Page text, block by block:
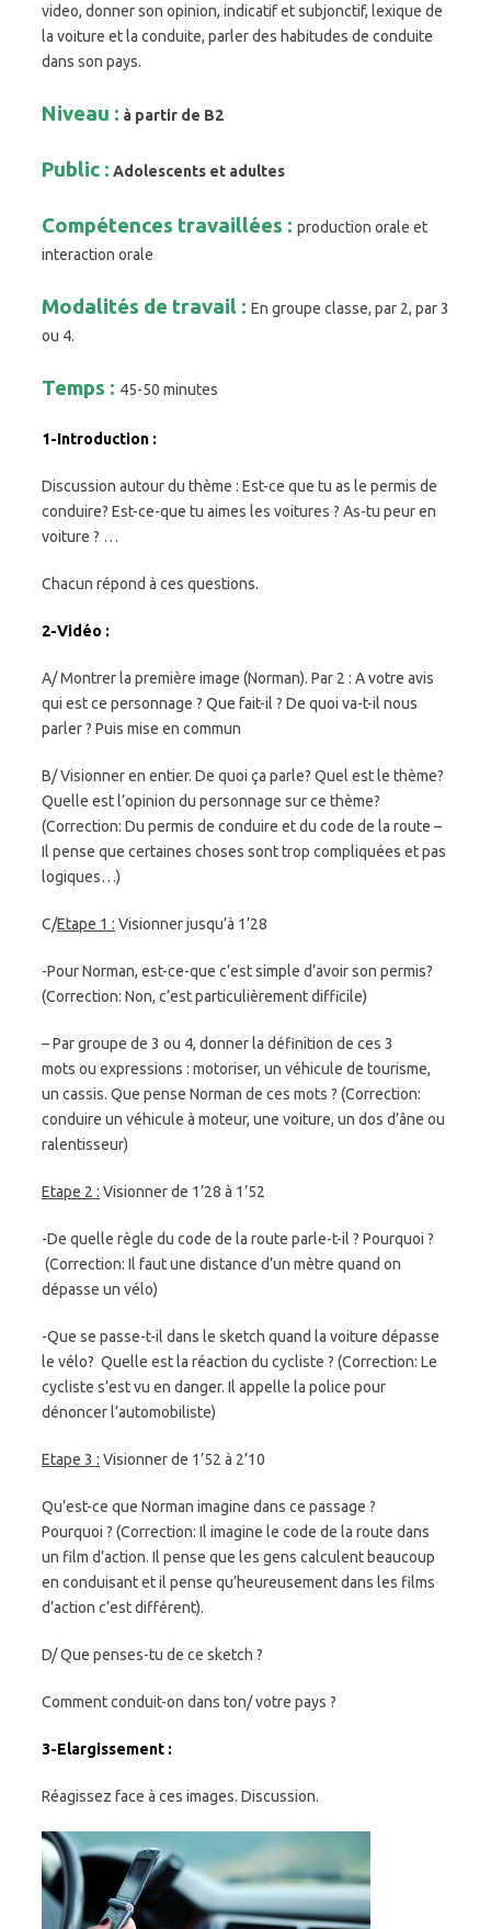
video, donner son opinion, indicatif et subjonctif, lexique de
la voiture et la conduite, parler des habitudes de conduite
dans son pays.
Niveau : à partir de B2
Public : Adolescents et adultes
Compétences travaillées : production orale et
interaction orale
Modalités de travail : En groupe classe, par 2, par 3
ou 4.
Temps : 45-50 minutes
1-Introduction :
Discussion autour du thème : Est-ce que tu as le permis de
conduire? Est-ce-que tu aimes les voitures ? As-tu peur en
voiture ? …
Chacun répond à ces questions.
2-Vidéo :
A/ Montrer la première image (Norman). Par 2 : A votre avis
qui est ce personnage ? Que fait-il ? De quoi va-t-il nous
parler ? Puis mise en commun
B/ Visionner en entier. De quoi ça parle? Quel est le thème?
Quelle est l’opinion du personnage sur ce thème?
(Correction: Du permis de conduire et du code de la route –
Il pense que certaines choses sont trop compliquées et pas
logiques…)
C/Etape 1 : Visionner jusqu’à 1’28
-Pour Norman, est-ce-que c’est simple d’avoir son permis?
(Correction: Non, c’est particulièrement difficile)
– Par groupe de 3 ou 4, donner la définition de ces 3
mots ou expressions : motoriser, un véhicule de tourisme,
un cassis. Que pense Norman de ces mots ? (Correction:
conduire un véhicule à moteur, une voiture, un dos d’âne ou
ralentisseur)
Etape 2 : Visionner de 1’28 à 1’52
-De quelle règle du code de la route parle-t-il ? Pourquoi ?
(Correction: Il faut une distance d’un mètre quand on
dépasse un vélo)
-Que se passe-t-il dans le sketch quand la voiture dépasse
le vélo? Quelle est la réaction du cycliste ? (Correction: Le
cycliste s’est vu en danger. Il appelle la police pour
dénoncer l’automobiliste)
Etape 3 : Visionner de 1’52 à 2’10
Qu’est-ce que Norman imagine dans ce passage ?
Pourquoi ? (Correction: Il imagine le code de la route dans
un film d’action. Il pense que les gens calculent beaucoup
en conduisant et il pense qu’heureusement dans les films
d’action c’est différent).
D/ Que penses-tu de ce sketch ?
Comment conduit-on dans ton/ votre pays ?
3-Elargissement :
Réagissez face à ces images. Discussion.